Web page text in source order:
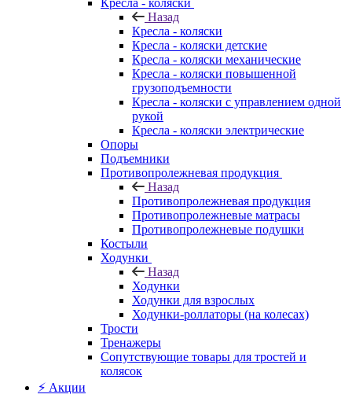
Назад
Кресла - коляски
Кресла - коляски детские
Кресла - коляски механические
Кресла - коляски повышенной
грузоподъемности
Кресла - коляски с управлением одной
рукой
Кресла - коляски электрические
Опоры
Подъемники
Противопролежневая продукция
Назад
Противопролежневая продукция
Противопролежневые матрасы
Противопролежневые подушки
Костыли
Ходунки
Назад
Ходунки
Ходунки для взрослых
Ходунки-роллаторы (на колесах)
Трости
Тренажеры
Сопутствующие товары для тростей и
колясок
⚡ Акции